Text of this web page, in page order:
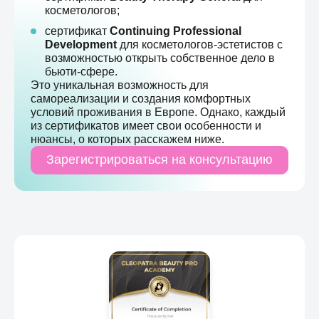
косметологов;
сертификат Continuing Professional
Development для косметологов-эстетистов с
возможностью открыть собственное дело в
бьюти-сфере.
Это уникальная возможность для
самореализации и создания комфортных
условий проживания в Европе. Однако, каждый
из сертификатов имеет свои особенности и
нюансы, о которых расскажем ниже.
Зарегистрироваться на консультацию